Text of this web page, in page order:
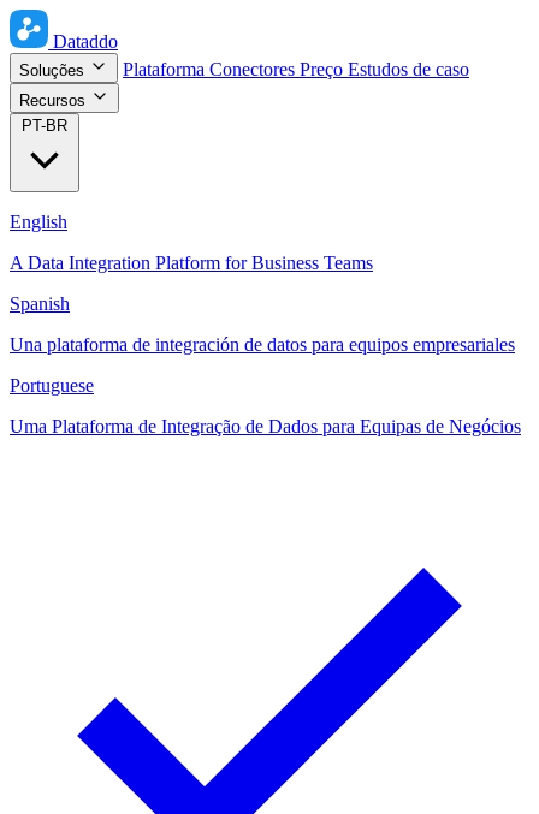
Dataddo
Soluções Plataforma Conectores Preço Estudos de caso
Recursos
PT-BR
English
A Data Integration Platform for Business Teams
Spanish
Una plataforma de integración de datos para equipos empresariales
Portuguese
Uma Plataforma de Integração de Dados para Equipas de Negócios